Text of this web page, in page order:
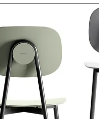
We don’t
products
show here